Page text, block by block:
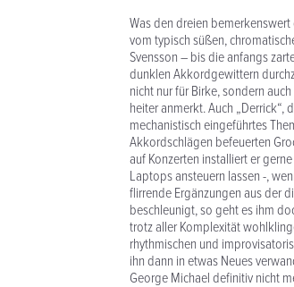
Was den dreien
vom typisch süßen,
Svensson – bis die anfangs
dunklen Akkordgewittern
nicht nur für Birke, sondern
heiter anmerkt. Auch „Derrick“,
mechanistisch eingeführtes
Akkordschlägen befeuerten
auf Konzerten installiert er
Laptops ansteuern lassen -,
flirrende Ergänzungen aus der
beschleunigt, so geht es ihm
trotz aller Komplexität
rhythmischen und
ihn dann in etwas Neues
George Michael definitiv nicht